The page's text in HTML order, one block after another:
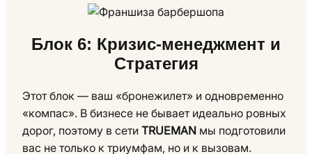
Блок 6: Кризис-менеджмент и
Стратегия
Этот блок — ваш «бронежилет» и одновременно
«компас». В бизнесе не бывает идеально ровных
дорог, поэтому в сети TRUEMAN мы подготовили
вас не только к триумфам, но и к вызовам.